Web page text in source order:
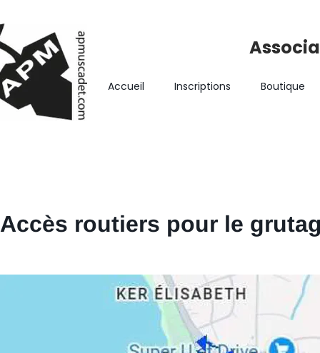
Accueil Inscriptions Boutique
Accès routiers pour le